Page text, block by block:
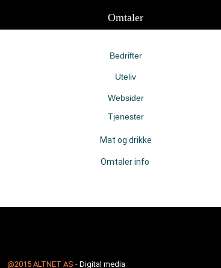
Omtaler
Bedrifter
Uteliv
Websider
Tjenester
Mat og drikke
Omtaler info
@2015 ALTNET AS - Digital media